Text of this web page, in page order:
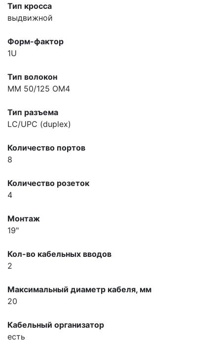
Тип кросса
выдвижной
Форм-фактор
1U
Тип волокон
MM 50/125 OM4
Тип разъема
LC/UPC (duplex)
Количество портов
8
Количество розеток
4
Монтаж
19"
Кол-во кабельных вводов
2
Максимальный диаметр кабеля, мм
20
Кабельный организатор
есть